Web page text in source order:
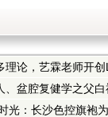
理论，艺霖老师开
、盆腔复健学之父
光：长沙色控旗袍